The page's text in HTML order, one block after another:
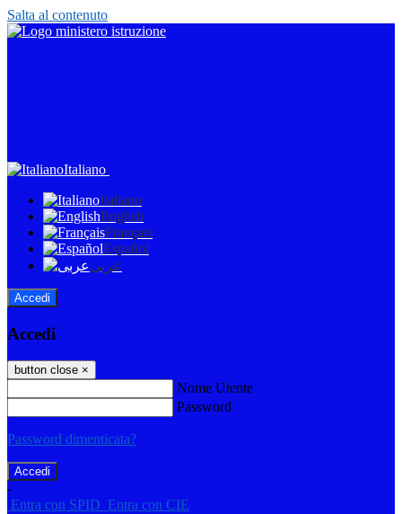
Salta al contenuto
Italiano
Italiano
English
Français
Español
عربى
Accedi
Accedi
button close ×
Nome Utente
Password
Password dimenticata?
-
Entra con SPID Entra con CIE